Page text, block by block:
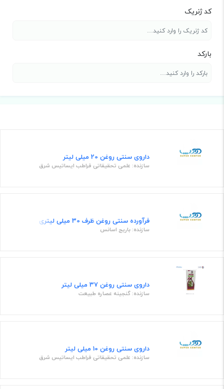
کد ژنریک
بارکد
داروی سنتی روغن 20 میلی لیتر
سازنده: علمی تحقیقاتی فراطب ایساتیس شرق
فرآورده سنتی روغن ظرف 30 میلی لیتری
سازنده: باریج اسانس
داروی سنتی روغن 37 میلی لیتر
سازنده: گنجینه عصاره طبیعت
داروی سنتی روغن 10 میلی لیتر
سازنده: علمی تحقیقاتی فراطب ایساتیس شرق